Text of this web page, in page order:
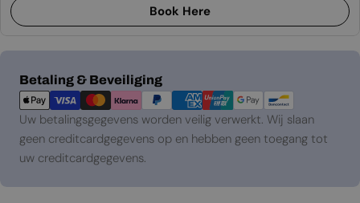
Book Here
Betaling & Beveiliging
Betaalmethoden
Uw betalingsgegevens worden veilig verwerkt. Wij slaan
geen creditcardgegevens op en hebben geen toegang tot
uw creditcardgegevens.